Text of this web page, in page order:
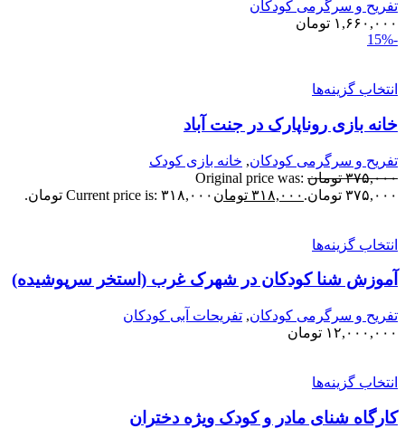
و سرگرمی کودکان
تومان
گزینه‌ها
بازی روناپارک در جنت آباد
و سرگرمی کودکان,خانه بازی کودک
تومان Original price was:
تومان.
۳۱۸,۰۰۰ تومانCurrent price is: ۳۱۸,۰۰۰ تومان.
گزینه‌ها
شنا کودکان در شهرک غرب (استخر سرپوشیده)
و سرگرمی کودکان,تفریحات آبی کودکان
تومان
گزینه‌ها
شنای مادر و کودک ویژه دختران